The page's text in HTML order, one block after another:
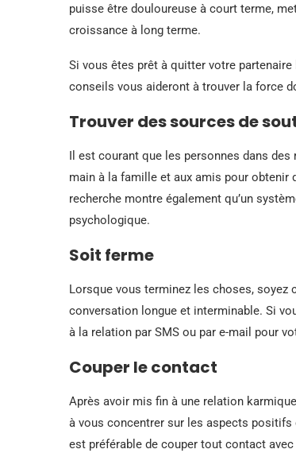
puisse être douloureuse à court terme,
croissance à long terme.
Si vous êtes prêt à quitter votre
conseils vous aideront à trouver la force
Trouver des sources de
Il est courant que les personnes dans
main à la famille et aux amis pour obtenir
recherche montre également qu’un
psychologique.
Soit ferme
Lorsque vous terminez les choses, soyez
conversation longue et interminable. Si
à la relation par SMS ou par e-mail pour
Couper le contact
Après avoir mis fin à une relation
à vous concentrer sur les aspects positifs
est préférable de couper tout contact